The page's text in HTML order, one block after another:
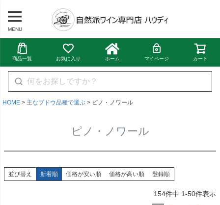
MENU
商品一覧 お気に入り ホーム マイページ カート
HOME 主なブドウ品種で選ぶ ピノ・ノワール
ピノ・ノワール
並び替え 新着順 価格が安い順 価格が高い順 登録順
154件中 1-50件表示